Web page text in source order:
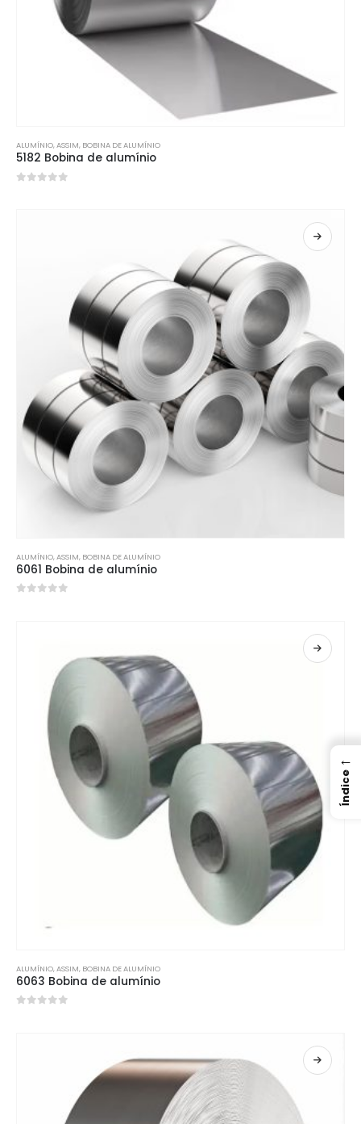
ALUMÍNIO, ASSIM, BOBINA DE ALUMÍNIO
5182 Bobina de alumínio
ALUMÍNIO, ASSIM, BOBINA DE ALUMÍNIO
6061 Bobina de alumínio
ALUMÍNIO, ASSIM, BOBINA DE ALUMÍNIO
6063 Bobina de alumínio
←
Índice